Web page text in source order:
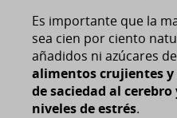
Es importante que la
sea cien por ciento
añadidos ni azúcares
alimentos crujientes y
de saciedad al
niveles de estrés.